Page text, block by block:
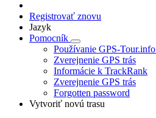
Registrovať znovu
Jazyk
Pomocník
Používanie GPS-Tour.info
Zverejnenie GPS trás
Informácie k TrackRank
Zverejnenie GPS trás
Forgotten password
Vytvoriť novú trasu